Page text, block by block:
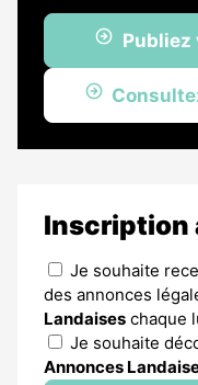
Publiez
Inscription
Je souhaite
des annonces
Landaises chaque
Je souhaite
Annonces